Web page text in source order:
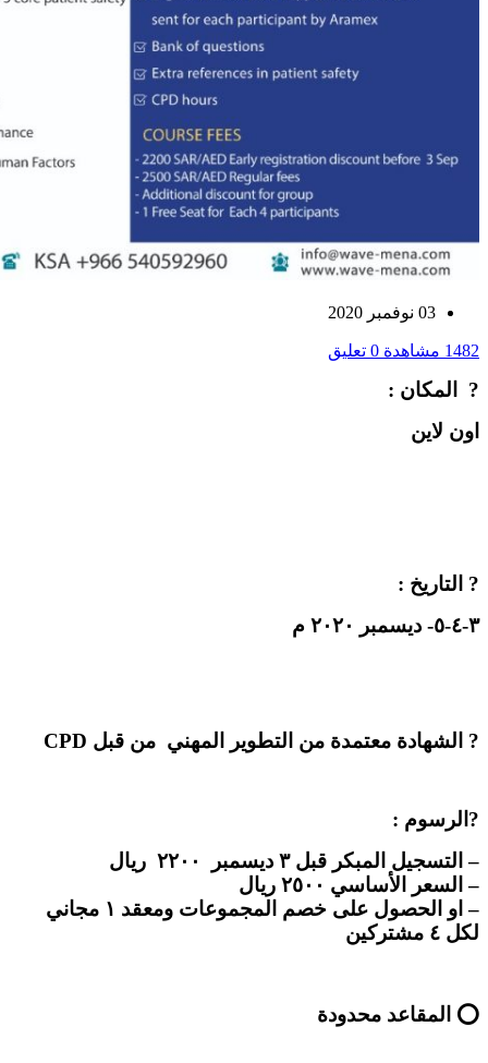
03 نوفمبر 2020
1482 مشاهدة 0 تعليق
? ‏‎المكان :
اون لاين
? التاريخ :
٣-٤-٥- ديسمبر ٢٠٢٠ م
? الشهادة معتمدة من التطوير المهني من قبل CPD
?الرسوم :
– التسجيل المبكر قبل ٣ ديسمبر ٢٢٠٠ ريال
– السعر الأساسي ٢٥٠٠ ريال
– او الحصول على خصم المجموعات ومعقد ١ مجاني
لكل ٤ مشتركين
⭕ المقاعد محدودة